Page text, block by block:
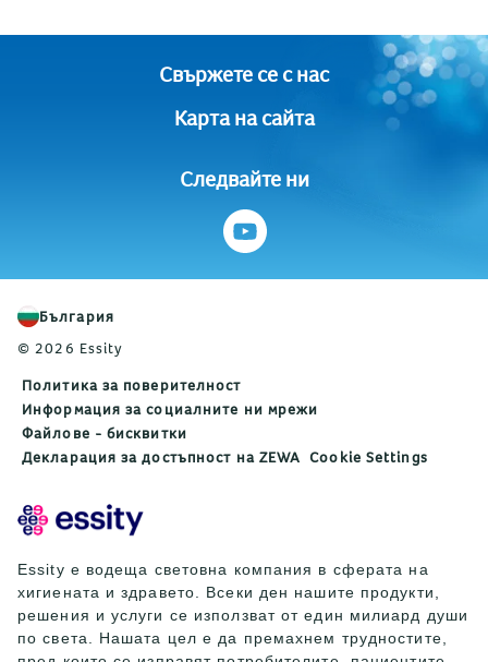
Свържете се с нас
Карта на сайта
Следвайте ни
България
© 2026 Essity
Политика за поверителност
Информация за социалните ни мрежи
Файлове - бисквитки
Декларация за достъпност на ZEWA Cookie Settings
Essity е водеща световна компания в сферата на
хигиената и здравето. Всеки ден нашите продукти,
решения и услуги се използват от един милиард души
по света. Нашата цел е да премахнем трудностите,